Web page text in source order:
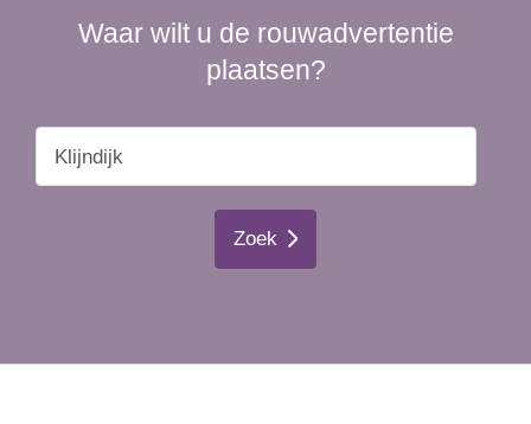
Waar wilt u de rouwadvertentie
plaatsen?
Zoek